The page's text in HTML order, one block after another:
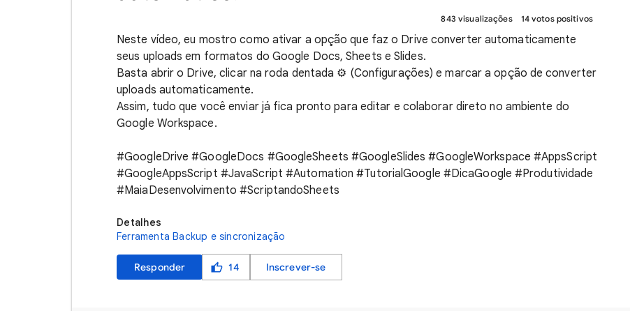
843 visualizações 14 votos positivos
Neste vídeo, eu mostro como ativar a opção que faz o Drive converter automaticamente
seus uploads em formatos do Google Docs, Sheets e Slides.
Basta abrir o Drive, clicar na roda dentada ⚙️ (Configurações) e marcar a opção de converter
uploads automaticamente.
Assim, tudo que você enviar já fica pronto para editar e colaborar direto no ambiente do
Google Workspace.
#GoogleDrive #GoogleDocs #GoogleSheets #GoogleSlides #GoogleWorkspace #AppsScript
#GoogleAppsScript #JavaScript #Automation #TutorialGoogle #DicaGoogle #Produtividade
#MaiaDesenvolvimento #ScriptandoSheets
Detalhes
Ferramenta Backup e sincronização
Responder 14 Inscrever-se